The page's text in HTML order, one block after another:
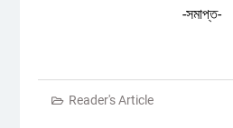
-সমাপ্ত-
Reader's Article